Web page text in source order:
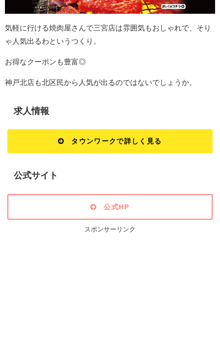
気軽に行ける焼肉屋さんで三宮店は雰囲気もおしゃれで、そり
ゃ人気出るわというつくり。
お得なクーポンも豊富◎
神戸北店も北区民から人気が出るのではないでしょうか。
求人情報
タウンワークで詳しく見る
公式サイト
公式HP
スポンサーリンク